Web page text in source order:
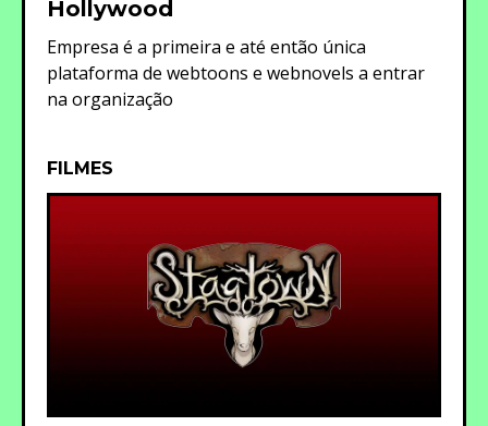
Hollywood
Empresa é a primeira e até então única
plataforma de webtoons e webnovels a entrar
na organização
FILMES